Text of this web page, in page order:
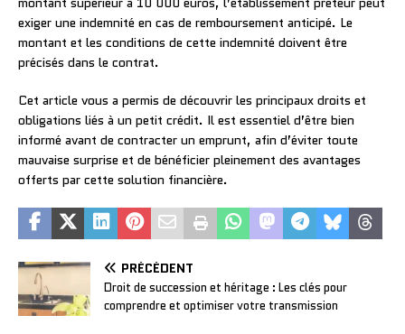
exiger une indemnité en cas de remboursement anticipé. Le
montant et les conditions de cette indemnité doivent être
précisés dans le contrat.
Cet article vous a permis de découvrir les principaux droits et
obligations liés à un petit crédit. Il est essentiel d’être bien
informé avant de contracter un emprunt, afin d’éviter toute
mauvaise surprise et de bénéficier pleinement des avantages
offerts par cette solution financière.
PRÉCÉDENT
Droit de succession et héritage : Les clés pour
comprendre et optimiser votre transmission